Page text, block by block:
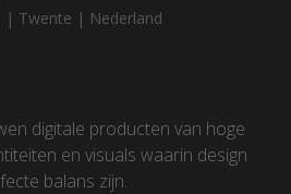
| Twente | Nederland
digitale producten van hoge
en visuals waarin design
balans zijn.